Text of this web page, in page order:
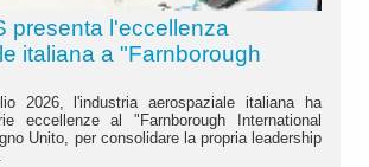
presenta l'eccellenza
italiana a "Farnborough
2026, l'industria aerospaziale italiana ha
eccellenze al "Farnborough International
Unito, per consolidare la propria leadership